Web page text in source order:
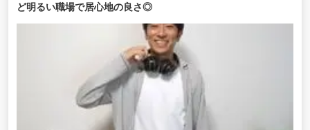
ど明るい職場で居心地の良さ◎